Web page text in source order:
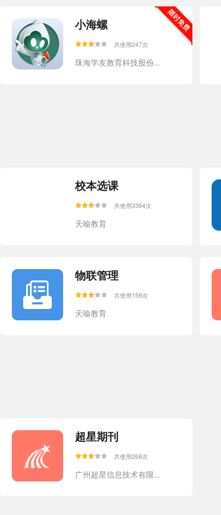
小海螺
共使用247次
珠海学友教育科技股份...
课前导学
智能检测-学生端
校本选课
共使用3364次
天喻教育
物联管理
共使用159次
天喻教育
校级-教学管理大数...
共使用0次
超星期刊
共使用268次
广州超星信息技术有限...